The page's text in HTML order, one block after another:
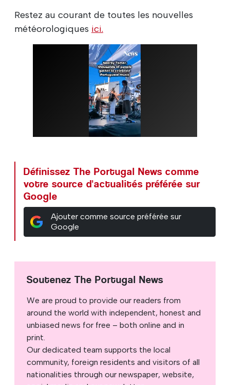
Restez au courant de toutes les nouvelles
météorologiques ici.
Définissez The Portugal News comme
votre source d'actualités préférée sur
Google
Ajouter comme source préférée sur
Google
Soutenez The Portugal News
We are proud to provide our readers from
around the world with independent, honest and
unbiased news for free – both online and in
print.
Our dedicated team supports the local
community, foreign residents and visitors of all
nationalities through our newspaper, website,